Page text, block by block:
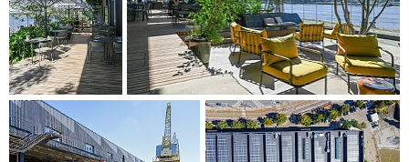
Med denne generelle designen har ordningen ikke bare som
mål å være et egnet tilskudd til Antwerpens skyline, men
har også som mål å aktivere byen og sette
rekreasjonspotensialet i bevegelse.